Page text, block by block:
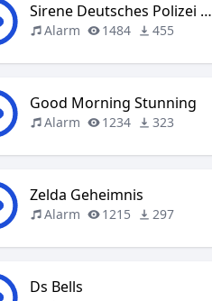
Sirene Deutsches Polizei Auto
Alarm 1484 455
Good Morning Stunning
Alarm 1234 323
Zelda Geheimnis
Alarm 1215 297
Ds Bells